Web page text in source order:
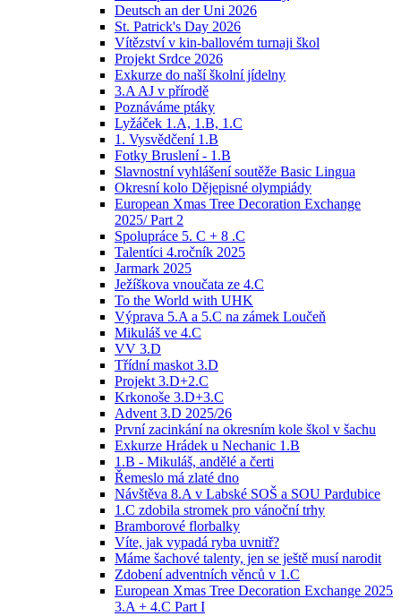
Deutsch an der Uni 2026
St. Patrick's Day 2026
Vítězství v kin-ballovém turnaji škol
Projekt Srdce 2026
Exkurze do naší školní jídelny
3.A AJ v přírodě
Poznáváme ptáky
Lyžáček 1.A, 1.B, 1.C
1. Vysvědčení 1.B
Fotky Bruslení - 1.B
Slavnostní vyhlášení soutěže Basic Lingua
Okresní kolo Dějepisné olympiády
European Xmas Tree Decoration Exchange
2025/ Part 2
Spolupráce 5. C + 8 .C
Talentíci 4.ročník 2025
Jarmark 2025
Ježíškova vnoučata ze 4.C
To the World with UHK
Výprava 5.A a 5.C na zámek Loučeň
Mikuláš ve 4.C
VV 3.D
Třídní maskot 3.D
Projekt 3.D+2.C
Krkonoše 3.D+3.C
Advent 3.D 2025/26
První zacinkání na okresním kole škol v šachu
Exkurze Hrádek u Nechanic 1.B
1.B - Mikuláš, andělé a čerti
Řemeslo má zlaté dno
Návštěva 8.A v Labské SOŠ a SOU Pardubice
1.C zdobila stromek pro vánoční trhy
Bramborové florbalky
Víte, jak vypadá ryba uvnitř?
Máme šachové talenty, jen se ještě musí narodit
Zdobení adventních věnců v 1.C
European Xmas Tree Decoration Exchange 2025
3.A + 4.C Part I